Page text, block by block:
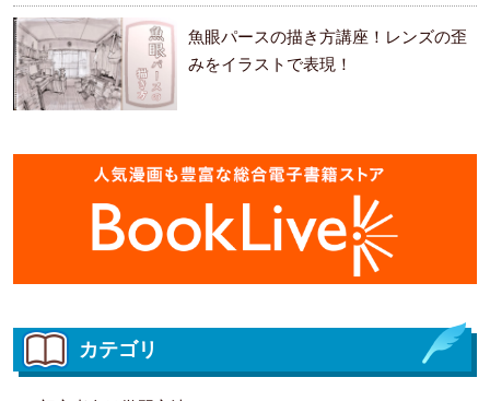
ます。
魚眼パースの描き方講座！レンズの歪
みをイラストで表現！
カテゴリ